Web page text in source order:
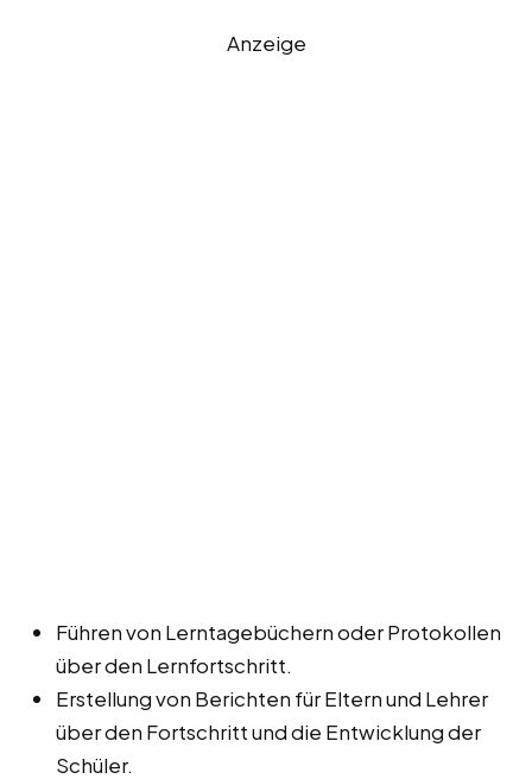
Anzeige
Führen von Lerntagebüchern oder Protokollen
über den Lernfortschritt.
Erstellung von Berichten für Eltern und Lehrer
über den Fortschritt und die Entwicklung der
Schüler.